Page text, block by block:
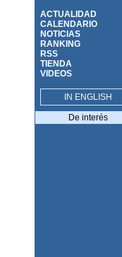
ACTUALIDAD
CALENDARIO
NOTICIAS
RANKING
RSS
TIENDA
VIDEOS
IN ENGLISH
De interés